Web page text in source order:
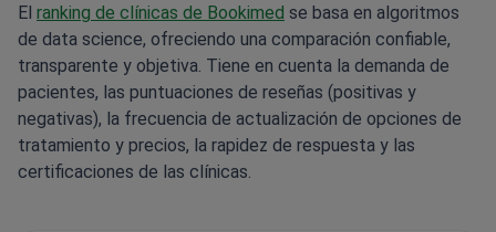
El ranking de clínicas de Bookimed se basa en algoritmos
de data science, ofreciendo una comparación confiable,
transparente y objetiva. Tiene en cuenta la demanda de
pacientes, las puntuaciones de reseñas (positivas y
negativas), la frecuencia de actualización de opciones de
tratamiento y precios, la rapidez de respuesta y las
certificaciones de las clínicas.